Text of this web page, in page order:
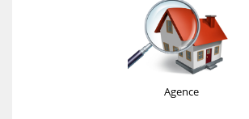
entièrement equipées avec connexion
endroit Calme et Confortable bien
l'auto route:bordj el kiffan /
plage de cadous /deca plage / les
a proximité des Grands Axes
Agence